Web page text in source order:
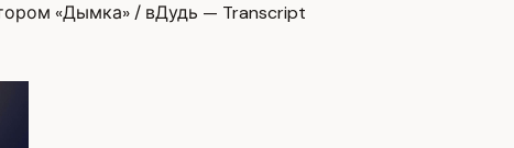
«Дымка» / вДудь — Transcript